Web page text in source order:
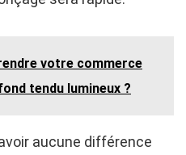
votre commerce
tendu lumineux ?
aucune différence